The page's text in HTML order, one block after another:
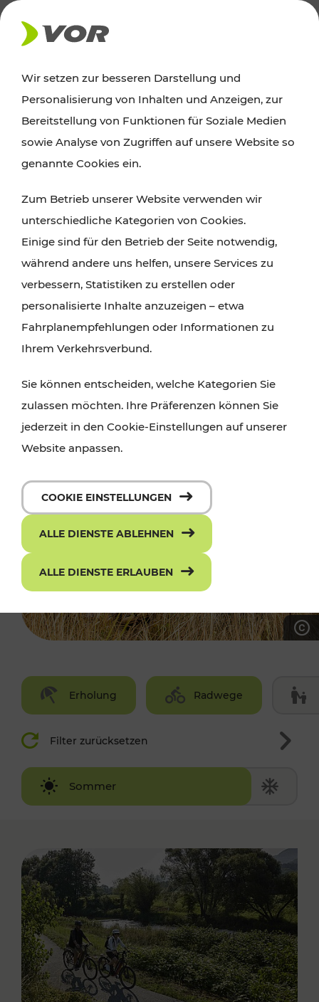
AKTUELLES
Ausflugstipps
Wien, Niederösterreich und das Burgenland
Wanderungen, Kultur und Gastronomie,
Radtouren oder purer Naturgenuss – viele
Attraktionen sind mit den Ticket- und Fahrplan-
Angeboten des VOR gut und schnell erreichbar.
Erholung Radwege
Filter zurücksetzen
Sommer
Winter
Wir setzen zur besseren Darstellung und
Personalisierung von Inhalten und Anzeigen, zur
Bereitstellung von Funktionen für Soziale Medien
sowie Analyse von Zugriffen auf unsere Website so
genannte Cookies ein.
Zum Betrieb unserer Website verwenden wir
unterschiedliche Kategorien von Cookies.
Einige sind für den Betrieb der Seite notwendig,
während andere uns helfen, unsere Services zu
verbessern, Statistiken zu erstellen oder
personalisierte Inhalte anzuzeigen – etwa
Fahrplanempfehlungen oder Informationen zu
Ihrem Verkehrsverbund.
Sie können entscheiden, welche Kategorien Sie
zulassen möchten. Ihre Präferenzen können Sie
jederzeit in den Cookie-Einstellungen auf unserer
Website anpassen.
COOKIE EINSTELLUNGEN
ALLE DIENSTE ABLEHNEN
ALLE DIENSTE ERLAUBEN